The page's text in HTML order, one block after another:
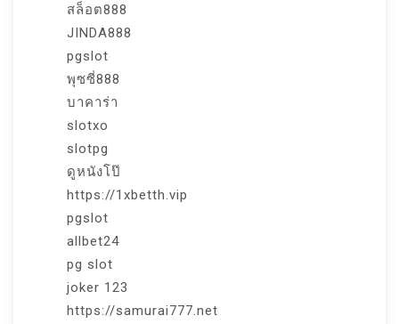
สล็อต888
JINDA888
pgslot
พุซซี่888
บาคาร่า
slotxo
slotpg
ดูหนังโป๊
https://1xbetth.vip
pgslot
allbet24
pg slot
joker 123
https://samurai777.net